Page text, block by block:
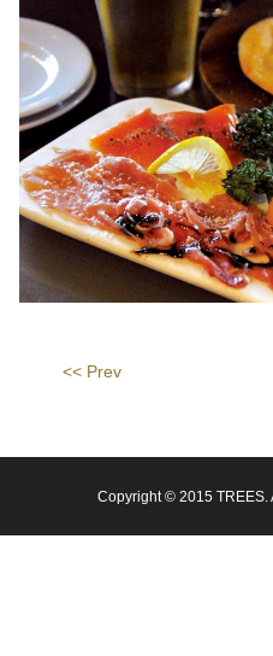
<< Prev
Copyright © 2015 TREES.